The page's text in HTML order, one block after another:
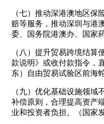
（七）推动深港澳地区
赔等服务，推动深圳与港
委、国务院港澳办、国家
（八）提升贸易跨境结
款说明》或收付款指令，
东）自由贸易试验区前海
（九）优化基础设施领
补偿原则，合理提高资产
业和投资者负担。（国家